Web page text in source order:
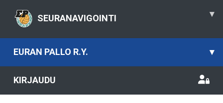
SEURANAVIGOINTI ▾
EURAN PALLO R.Y. ▾
KIRJAUDU